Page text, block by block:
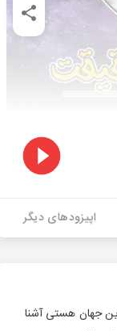
اپیزودهای دیگر
جهان هستی آشنا